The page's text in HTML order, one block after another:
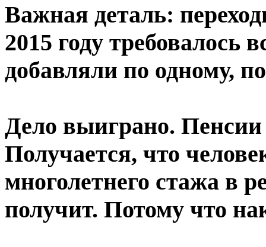
Важная деталь:
2015 году требовалось
добавляли по одному,
Дело выиграно. Пенсии
Получается, что
многолетнего стажа в
получит. Потому что